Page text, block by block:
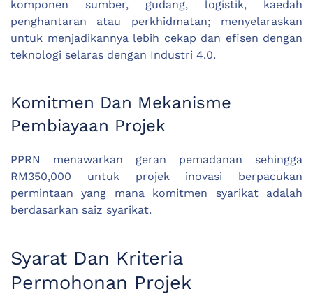
komponen sumber, gudang, logistik, kaedah
penghantaran atau perkhidmatan; menyelaraskan
untuk menjadikannya lebih cekap dan efisen dengan
teknologi selaras dengan Industri 4.0.
Komitmen Dan Mekanisme
Pembiayaan Projek
PPRN menawarkan geran pemadanan sehingga
RM350,000 untuk projek inovasi berpacukan
permintaan yang mana komitmen syarikat adalah
berdasarkan saiz syarikat.
Syarat Dan Kriteria
Permohonan Projek